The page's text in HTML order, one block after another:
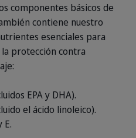
componentes básicos de
contiene nuestro
esenciales para
protección contra
EPA y DHA).
el ácido linoleico).
E.